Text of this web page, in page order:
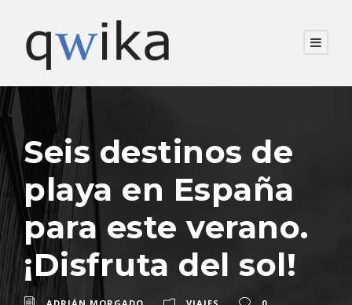
Seis destinos de
playa en España
para este verano.
¡Disfruta del sol!